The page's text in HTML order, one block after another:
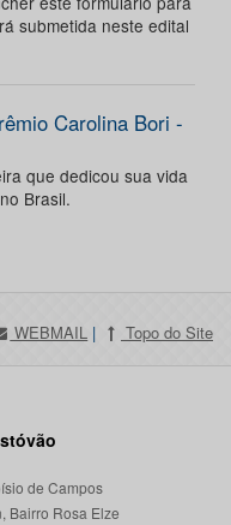
submetida neste edital
Carolina Bori -
que dedicou sua vida
Brasil.
WEBMAIL | Topo do Site
de Campos
Bairro Rosa Elze